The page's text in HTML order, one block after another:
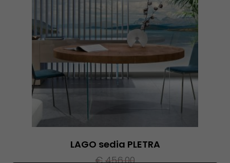
LAGO sedia PLETRA
€ 456,00